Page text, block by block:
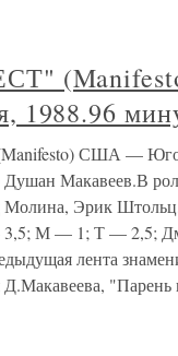
1988.96
США —
Макавеев.В
Молина, Эрик
М — 1; Т — 2,5;
лента
Д.Макавеева,